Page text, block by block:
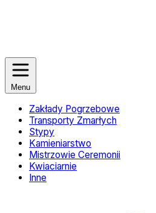
Menu
Zakłady Pogrzebowe
Transporty Zmarłych
Stypy
Kamieniarstwo
Mistrzowie Ceremonii
Kwiaciarnie
Inne